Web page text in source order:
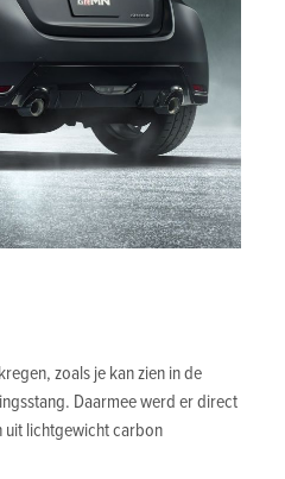
zoals je kan zien in de
Daarmee werd er direct
lichtgewicht carbon